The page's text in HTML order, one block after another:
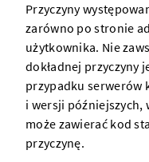
Przyczyny
zarówno po stronie
użytkownika. Nie
dokładnej przyczyny
przypadkuserwerów
i wersji późniejszych,
może zawierać kod
przyczynę.